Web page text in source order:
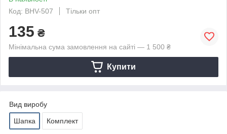
Код: BHV-507
Тільки опт
135 ₴
Мінімальна сума замовлення на сайті — 1 500 ₴
Купити
Вид виробу
Шапка Комплект